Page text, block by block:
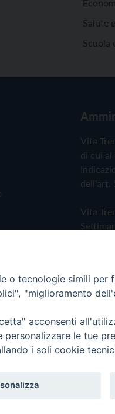
Salute
Scuola
Vita
di cui al
dell'art.
Vita
- Vita Trentina
o tecnologie simili per
"miglioramento
acconsenti
le tue
i soli cookie